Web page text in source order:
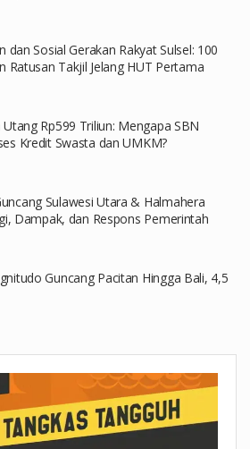
dan Sosial Gerakan Rakyat Sulsel: 100
Ratusan Takjil Jelang HUT Pertama
Utang Rp599 Triliun: Mengapa SBN
Kredit Swasta dan UMKM?
Sulawesi Utara & Halmahera
Dampak, dan Respons Pemerintah
Guncang Pacitan Hingga Bali, 4,5